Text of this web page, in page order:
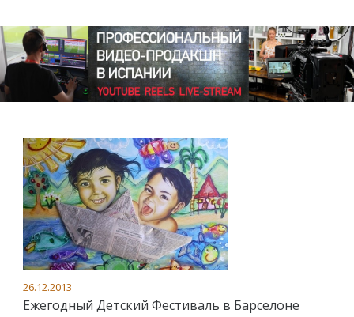
26.12.2013
Ежегодный Детский Фестиваль в Барселоне